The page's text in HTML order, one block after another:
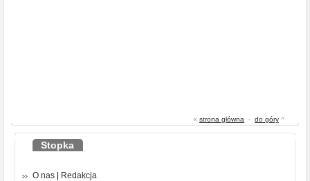
« strona główna - do góry ^
Stopka
O nas
Redakcja